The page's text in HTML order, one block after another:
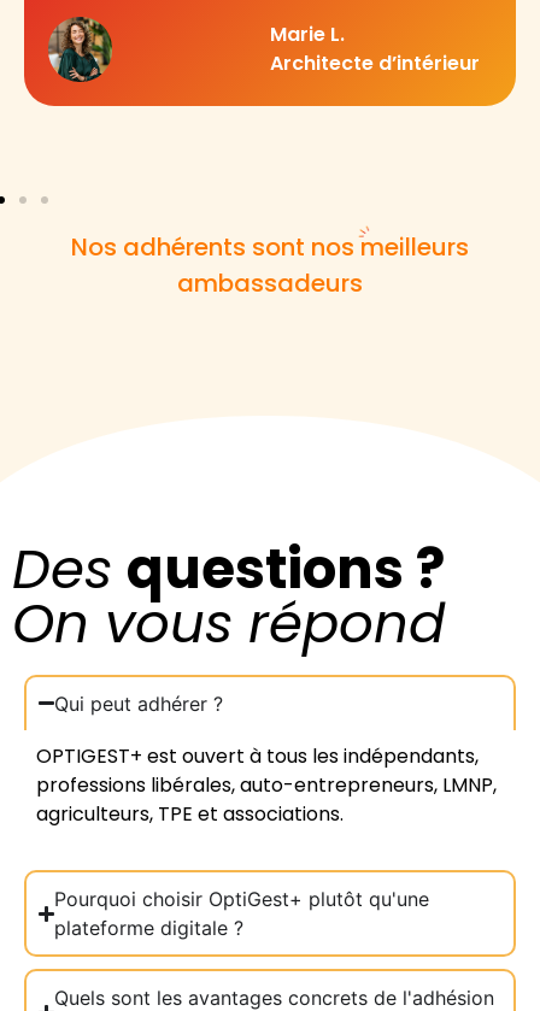
Marie L.
Architecte d’intérieur
Nos adhérents sont nos meilleurs
ambassadeurs
Des questions ?
On vous répond
Qui peut adhérer ?
OPTIGEST+ est ouvert à tous les indépendants,
professions libérales, auto-entrepreneurs, LMNP,
agriculteurs, TPE et associations.
Pourquoi choisir OptiGest+ plutôt qu'une
plateforme digitale ?
Quels sont les avantages concrets de l'adhésion